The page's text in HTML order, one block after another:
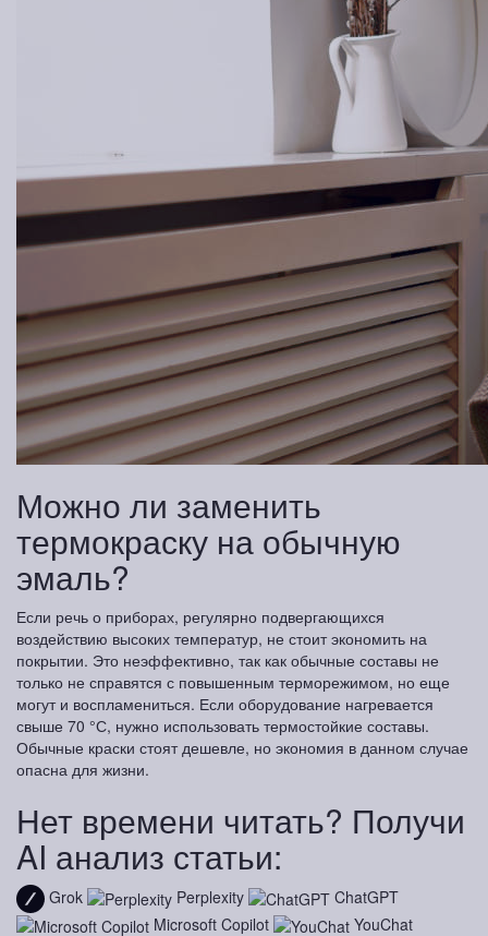
Можно ли заменить
термокраску на обычную
эмаль?
Если речь о приборах, регулярно подвергающихся
воздействию высоких температур, не стоит экономить на
покрытии. Это неэффективно, так как обычные составы не
только не справятся с повышенным терморежимом, но еще
могут и воспламениться. Если оборудование нагревается
свыше 70 °С, нужно использовать термостойкие составы.
Обычные краски стоят дешевле, но экономия в данном случае
опасна для жизни.
Нет времени читать? Получи
AI анализ статьи:
Grok Perplexity
ChatGPT
Microsoft Copilot
YouChat